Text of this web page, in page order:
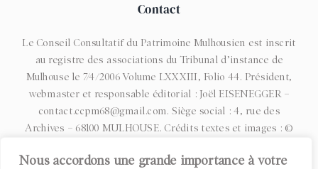
Nous accordons une grande importance à votre
Contact
Le Conseil Consultatif du Patrimoine Mulhousien est inscrit
au registre des associations du Tribunal d’instance de
Mulhouse le 7/4/2006 Volume LXXXIII, Folio 44. Président,
webmaster et responsable éditorial : Joël EISENEGGER –
contact.ccpm68@gmail.com. Siège social : 4, rue des
Archives – 68100 MULHOUSE. Crédits textes et images : ©
municipales de Mulhouse – Musées Mulhousiens |Statuts